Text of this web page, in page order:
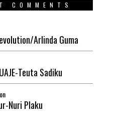
COMMENTS
Arlinda Guma
Teuta Sadiku
on
Nuri Plaku